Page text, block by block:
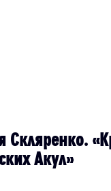
Скляренко.
Акул»